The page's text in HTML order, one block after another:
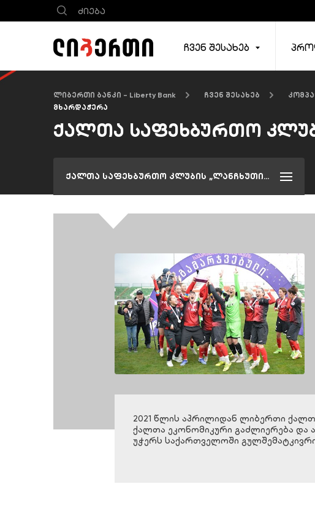
ჩვენ შესახებ
ლიბერთი ბანკი - Liberty Bank ჩვენ შესახებ
მხარდაჭერა
ქალთა საფეხბურთო
ქალთა საფეხბურთო კლუბის „ლანჩხუთის“ მხარდაჭერა
2021 წლის აპრილიდან ლიბერთი
ქალთა ეკონომიკური გაძლიერება და
უჭერს საქართველოში